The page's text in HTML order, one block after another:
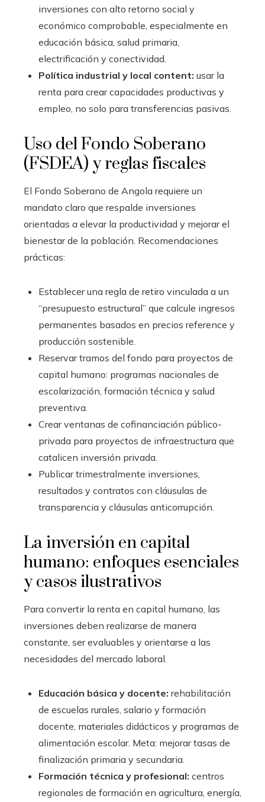
inversiones con alto retorno social y
económico comprobable, especialmente en
educación básica, salud primaria,
electrificación y conectividad.
Política industrial y local content: usar la
renta para crear capacidades productivas y
empleo, no solo para transferencias pasivas.
Uso del Fondo Soberano
(FSDEA) y reglas fiscales
El Fondo Soberano de Angola requiere un
mandato claro que respalde inversiones
orientadas a elevar la productividad y mejorar el
bienestar de la población. Recomendaciones
prácticas:
Establecer una regla de retiro vinculada a un
“presupuesto estructural” que calcule ingresos
permanentes basados en precios reference y
producción sostenible.
Reservar tramos del fondo para proyectos de
capital humano: programas nacionales de
escolarización, formación técnica y salud
preventiva.
Crear ventanas de cofinanciación público-
privada para proyectos de infraestructura que
catalicen inversión privada.
Publicar trimestralmente inversiones,
resultados y contratos con cláusulas de
transparencia y cláusulas anticorrupción.
La inversión en capital
humano: enfoques esenciales
y casos ilustrativos
Para convertir la renta en capital humano, las
inversiones deben realizarse de manera
constante, ser evaluables y orientarse a las
necesidades del mercado laboral.
Educación básica y docente: rehabilitación
de escuelas rurales, salario y formación
docente, materiales didácticos y programas de
alimentación escolar. Meta: mejorar tasas de
finalización primaria y secundaria.
Formación técnica y profesional: centros
regionales de formación en agricultura, energía,